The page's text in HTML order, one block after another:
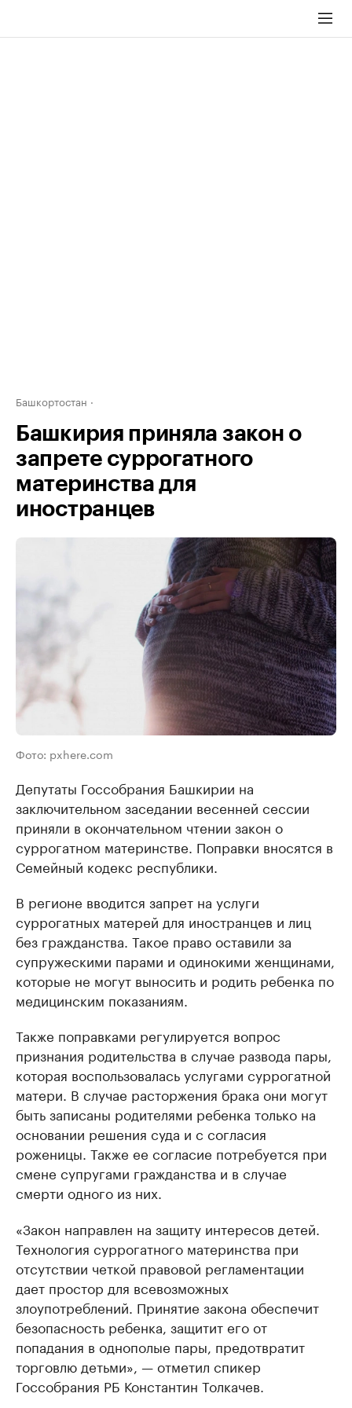
Башкортостан
Башкирия приняла закон о
запрете суррогатного
материнства для
иностранцев
Фото: pxhere.com
Депутаты Госсобрания Башкирии на
заключительном заседании весенней сессии
приняли в окончательном чтении закон о
суррогатном материнстве. Поправки вносятся в
Семейный кодекс республики.
В регионе вводится запрет на услуги
суррогатных матерей для иностранцев и лиц
без гражданства. Такое право оставили за
супружескими парами и одинокими женщинами,
которые не могут выносить и родить ребенка по
медицинским показаниям.
Также поправками регулируется вопрос
признания родительства в случае развода пары,
которая воспользовалась услугами суррогатной
матери. В случае расторжения брака они могут
быть записаны родителями ребенка только на
основании решения суда и с согласия
роженицы. Также ее согласие потребуется при
смене супругами гражданства и в случае
смерти одного из них.
«Закон направлен на защиту интересов детей.
Технология суррогатного материнства при
отсутствии четкой правовой регламентации
дает простор для всевозможных
злоупотреблений. Принятие закона обеспечит
безопасность ребенка, защитит его от
попадания в однополые пары, предотвратит
торговлю детьми», — отметил спикер
Госсобрания РБ Константин Толкачев.